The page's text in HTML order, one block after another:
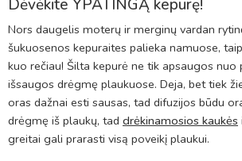
Dėvėkite YPATINGĄ kepurę!
Nors daugelis moterų ir merginų vardan
šukuosenos kepuraites palieka namuose,
kuo rečiau! Šilta kepurė ne tik apsaugos
išsaugos drėgmę plaukuose. Deja, bet tiek
oras dažnai esti sausas, tad difuzijos būdu
drėgmę iš plaukų, tad drėkinamosios kaukės
greitai gali prarasti visą poveikį plaukui.